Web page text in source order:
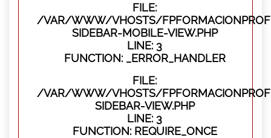
FILE:
/VAR/WWW/VHOSTS/
SIDEBAR-MOBILE-VIEW.PHP
LINE: 3
FUNCTION: _ERROR_HANDLER
FILE:
/VAR/WWW/VHOSTS/
SIDEBAR-VIEW.PHP
LINE: 3
FUNCTION: REQUIRE_ONCE